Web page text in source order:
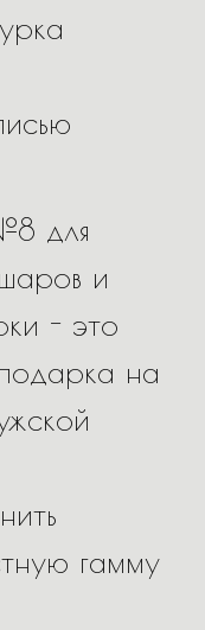
для
и
- это
на
гамму